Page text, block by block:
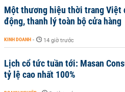
Một thương hiệu thời trang Việt
động, thanh lý toàn bộ cửa hàng
KINH DOANH - 14 giờ trước
Lịch cổ tức tuần tới: Masan
tỷ lệ cao nhất 100%